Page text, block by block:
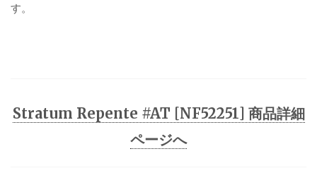
す。
Stratum Repente #AT [NF52251] 商品詳細
ページへ